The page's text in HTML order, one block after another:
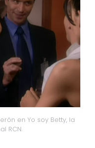
en Yo soy Betty, la
RCN.